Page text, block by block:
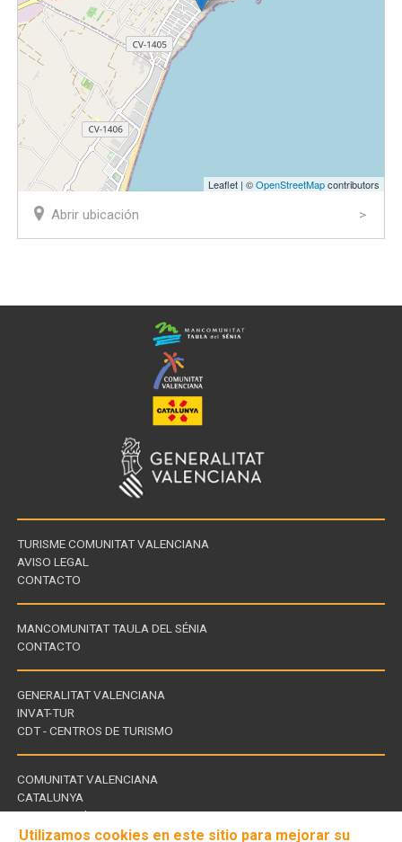
Leaflet | ©OpenStreetMapcontributors
Abrir ubicación
TURISME COMUNITAT VALENCIANA
AVISO LEGAL
CONTACTO
MANCOMUNITAT TAULA DEL SÉNIA
CONTACTO
Links
of
interest
GENERALITAT VALENCIANA
INVAT-TUR
CDT - CENTROS DE TURISMO
Links
of
COMUNITAT VALENCIANA
CATALUNYA
TERRES DE L'EBRE
Utilizamos cookies en este sitio para mejorar su